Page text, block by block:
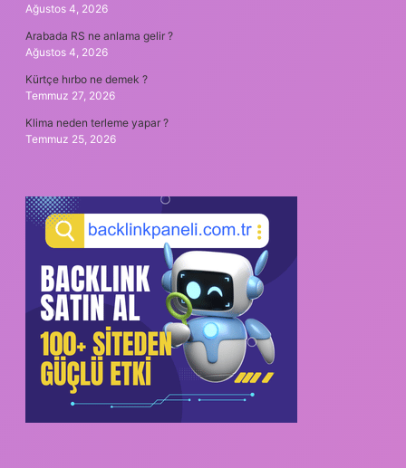
Ağustos 4, 2026
Arabada RS ne anlama gelir ?
Ağustos 4, 2026
Kürtçe hırbo ne demek ?
Temmuz 27, 2026
Klima neden terleme yapar ?
Temmuz 25, 2026